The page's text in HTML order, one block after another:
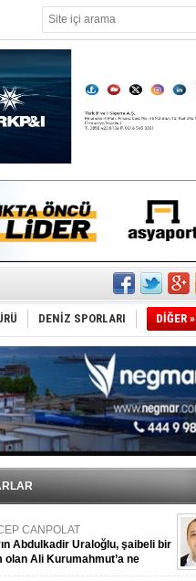
DENİZ SPORLARI DİĞER »
CANPOLAT
Abdulkadir Uraloğlu, şaibeli bir
olan Ali Kurumahmut’a ne